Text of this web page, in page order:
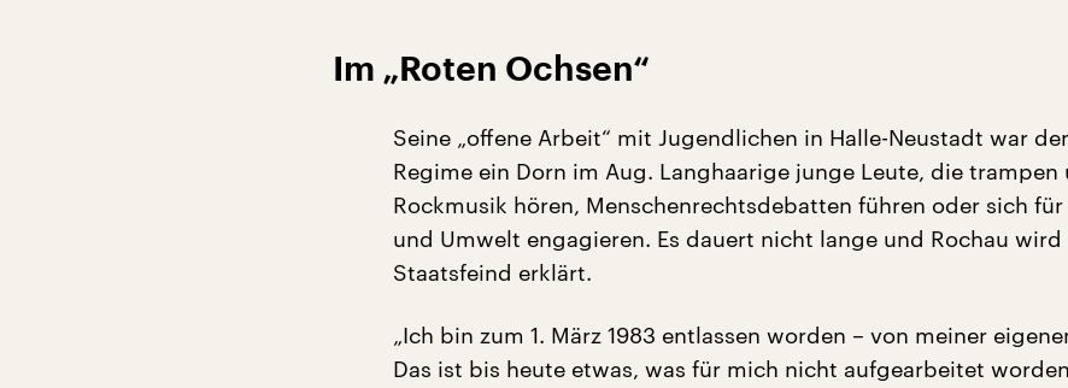
Im „Roten Ochsen“
Seine „offene Arbeit“ mit Jugendlichen in Halle-Neustadt war
Regime ein Dorn im Aug. Langhaarige junge Leute, die trampen
Rockmusik hören, Menschenrechtsdebatten führen oder sich für
und Umwelt engagieren. Es dauert nicht lange und Rochau wird
Staatsfeind erklärt.
„Ich bin zum 1. März 1983 entlassen worden – von meiner
Das ist bis heute etwas, was für mich nicht aufgearbeitet